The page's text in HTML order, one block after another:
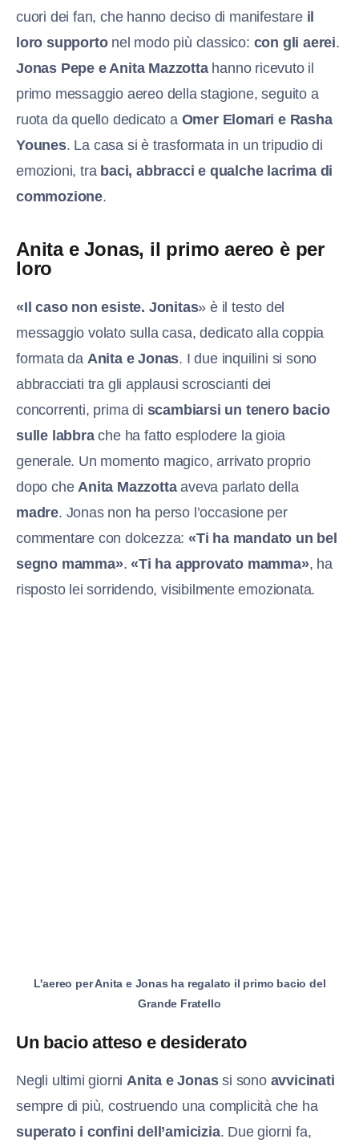
cuori dei fan, che hanno deciso di manifestare il
loro supportonel modo più classico: con gli aerei.
Jonas Pepe e Anita Mazzottahanno ricevuto il
primo messaggio aereo della stagione, seguito a
ruota da quello dedicato a Omer Elomari e Rasha
Younes. La casa si è trasformata in un tripudio di
emozioni, tra baci, abbracci e qualche lacrima di
commozione.
Anita e Jonas, il primo aereo è per
loro
«Il caso non esiste. Jonitas» è il testo del
messaggio volato sulla casa, dedicato alla coppia
formata da Anita e Jonas. I due inquilini si sono
abbracciati tra gli applausi scroscianti dei
concorrenti, prima di scambiarsi un tenero bacio
sulle labbrache ha fatto esplodere la gioia
generale. Un momento magico, arrivato proprio
dopo che Anita Mazzottaaveva parlato della
madre. Jonas non ha perso l’occasione per
commentare con dolcezza:«Ti ha mandato un bel
segno mamma».«Ti ha approvato mamma», ha
risposto lei sorridendo, visibilmente emozionata.
L'aereo per Anita e Jonas ha regalato il primo bacio del
Grande Fratello
Un bacio atteso e desiderato
Negli ultimi giorni Anita e Jonassi sono avvicinati
sempre di più, costruendo una complicità che ha
superato i confini dell’amicizia. Due giorni fa,